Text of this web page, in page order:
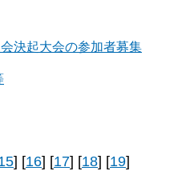
決起大会の参加者募集
] [16] [17] [18] [19]